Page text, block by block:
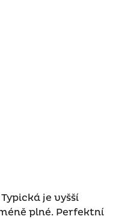
je vyšší
plné. Perfektní